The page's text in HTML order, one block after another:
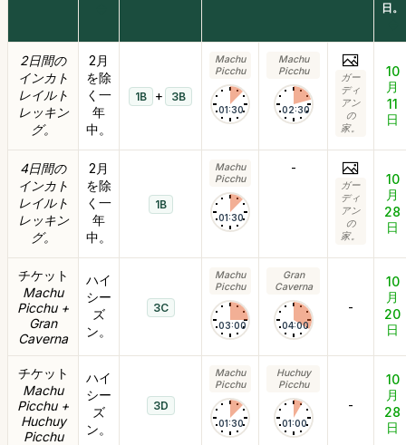
日。
2日間の
インカト
レイルト
レッキン
グ。
2月
を除
く一
年
中。
1B + 3B
Machu
Picchu
01:30
Machu
Picchu
02:30
ガー
ディ
アン
の
家。
10
月
11
日
4日間の
インカト
レイルト
レッキン
グ。
2月
を除
く一
年
中。
1B
Machu
Picchu
01:30
-
ガー
ディ
アン
の
家。
10
月
28
日
チケット
Machu
Picchu +
Gran
Caverna
ハイ
シー
ズ
ン。
3C
Machu
Picchu
03:00
Gran
Caverna
04:00
-
10
月
20
日
チケット
Machu
Picchu +
Huchuy
Picchu
ハイ
シー
ズ
ン。
3D
Machu
Picchu
01:30
Huchuy
Picchu
01:00
-
10
月
28
日